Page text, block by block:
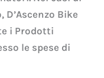
Bike
i Prodotti
le spese di